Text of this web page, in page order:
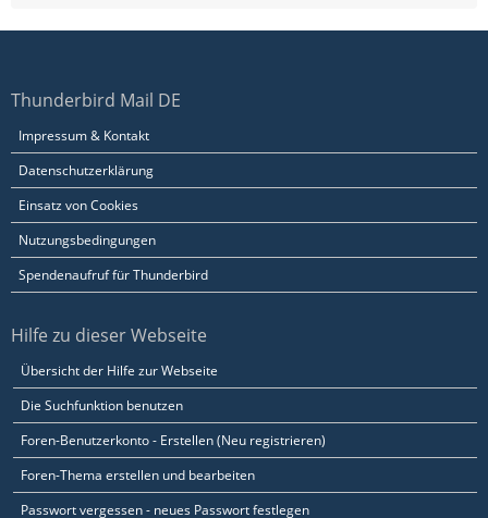
Thunderbird Mail DE
Impressum & Kontakt
Datenschutzerklärung
Einsatz von Cookies
Nutzungsbedingungen
Spendenaufruf für Thunderbird
Hilfe zu dieser Webseite
Übersicht der Hilfe zur Webseite
Die Suchfunktion benutzen
Foren-Benutzerkonto - Erstellen (Neu registrieren)
Foren-Thema erstellen und bearbeiten
Passwort vergessen - neues Passwort festlegen